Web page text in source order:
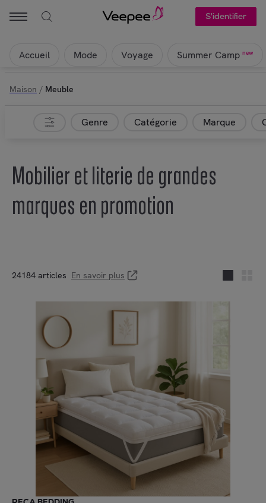
S'identifier
Accueil Mode Voyage Summer Camp new
Maison / Meuble
Genre Catégorie Marque
Mobilier et literie de grandes
marques en promotion
24184 articles En savoir plus